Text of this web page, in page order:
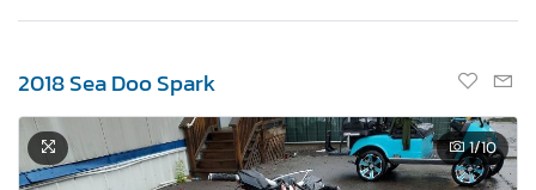
2018 Sea Doo Spark
1/10